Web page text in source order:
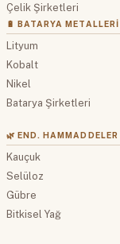
Çelik Şirketleri
🔋 BATARYA METALLERI
Lityum
Kobalt
Nikel
Batarya Şirketleri
🌿 END. HAMMADDELER
Kauçuk
Selüloz
Gübre
Bitkisel Yağ